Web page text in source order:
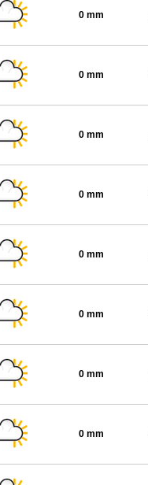
0 mm
0 mm
0 mm
0 mm
0 mm
0 mm
0 mm
0 mm